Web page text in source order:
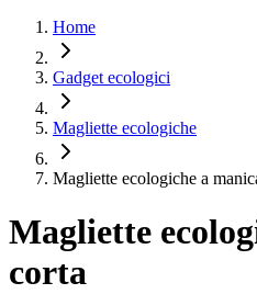
Home
Gadget ecologici
Magliette ecologiche
Magliette ecologiche a
Magliette
corta